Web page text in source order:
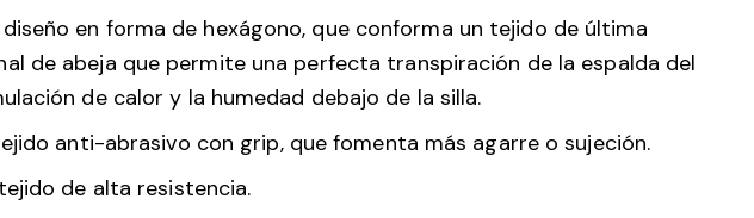
en forma de hexágono, que conforma un tejido de última
de abeja que permite una perfecta transpiración de la espalda del
de calor y la humedad debajo de la silla.
anti-abrasivo con grip, que fomenta más agarre o sujeción.
de alta resistencia.